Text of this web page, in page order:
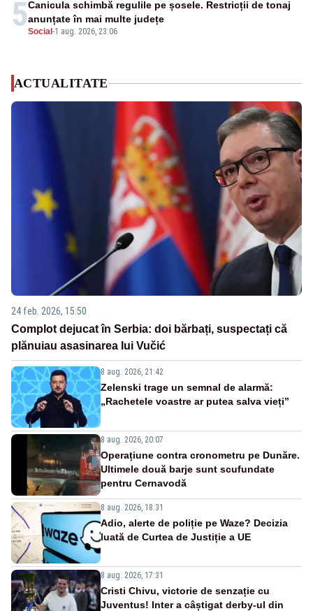
5Social -1 aug. 2026, 23:06
Canicula schimbă regulile pe șosele. Restricții de tonaj
anunțate în mai multe județe
ACTUALITATE
24 feb. 2026, 15:50
Complot dejucat în Serbia: doi bărbați, suspectați că
plănuiau asasinarea lui Vučić
8 aug. 2026, 21:42
Zelenski trage un semnal de alarmă:
„Rachetele voastre ar putea salva vieți”
8 aug. 2026, 20:07
Operațiune contra cronometru pe Dunăre.
Ultimele două barje sunt scufundate
pentru Cernavodă
8 aug. 2026, 18:31
Adio, alerte de poliție pe Waze? Decizia
luată de Curtea de Justiție a UE
8 aug. 2026, 17:31
Cristi Chivu, victorie de senzație cu
Juventus! Inter a câștigat derby-ul din